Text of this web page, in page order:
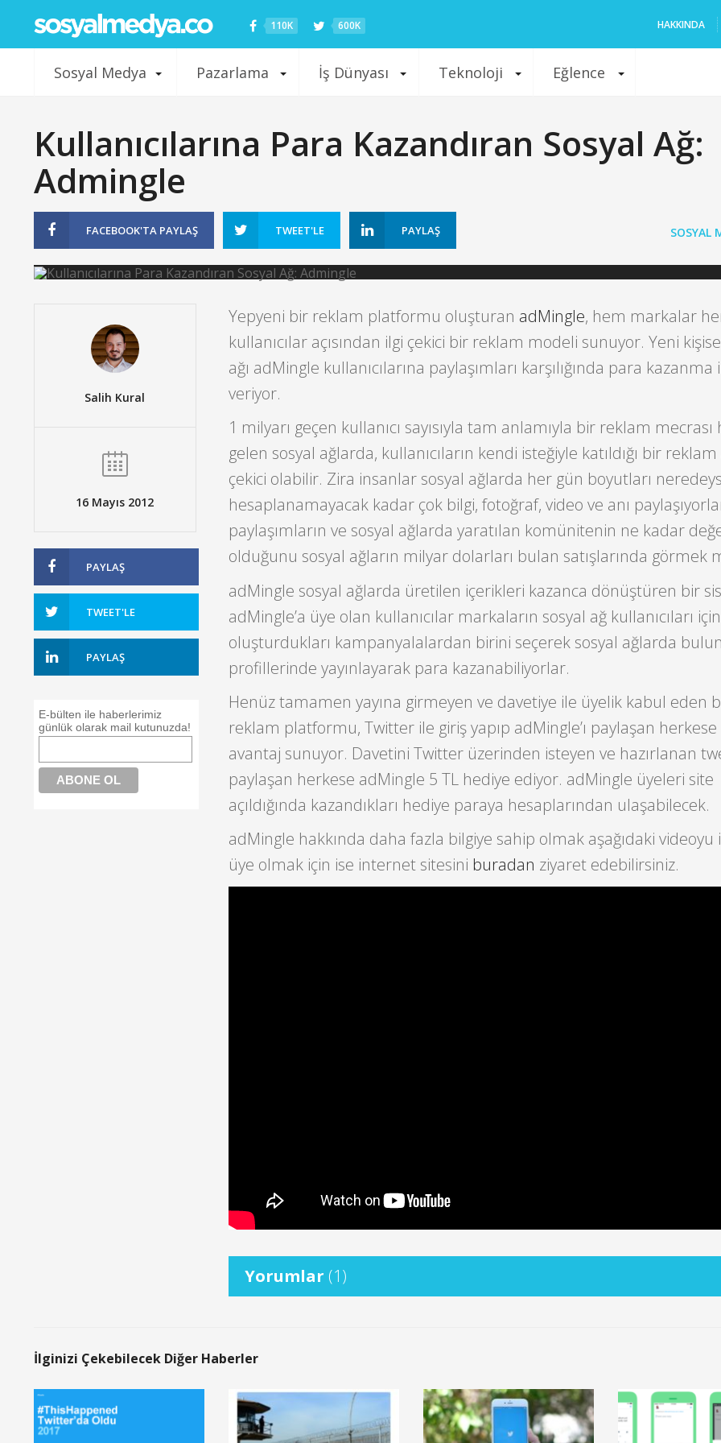
110K 600K HAKKINDA
Sosyal Medya Pazarlama İş Dünyası Teknoloji Eğlence
Kullanıcılarına Para Kazandıran Sosyal Ağ:
Admingle
FACEBOOK'TA PAYLAŞ TWEET'LE PAYLAŞ SOSYAL
Salih Kural
16 Mayıs 2012
PAYLAŞ
TWEET'LE
PAYLAŞ
E-bülten ile haberlerimiz
günlük olarak mail kutunuzda!
Yepyeni bir reklam platformu oluşturan adMingle, hem markalar
kullanıcılar açısından ilgi çekici bir reklam modeli sunuyor. Yeni
ağı adMingle kullanıcılarına paylaşımları karşılığında para kazanma
veriyor.
1 milyarı geçen kullanıcı sayısıyla tam anlamıyla bir reklam mecrası
gelen sosyal ağlarda, kullanıcıların kendi isteğiyle katıldığı bir reklam
çekici olabilir. Zira insanlar sosyal ağlarda her gün boyutları
hesaplanamayacak kadar çok bilgi, fotoğraf, video ve anı
paylaşımların ve sosyal ağlarda yaratılan komünitenin ne kadar
olduğunu sosyal ağların milyar dolarları bulan satışlarında görmek
adMingle sosyal ağlarda üretilen içerikleri kazanca dönüştüren bir
adMingle’a üye olan kullanıcılar markaların sosyal ağ kullanıcıları için
oluşturdukları kampanyalalardan birini seçerek sosyal ağlarda
profillerinde yayınlayarak para kazanabiliyorlar.
Henüz tamamen yayına girmeyen ve davetiye ile üyelik kabul eden
reklam platformu, Twitter ile giriş yapıp adMingle’ı paylaşan
avantaj sunuyor. Davetini Twitter üzerinden isteyen ve hazırlanan
paylaşan herkese adMingle 5 TL hediye ediyor. adMingle üyeleri site
açıldığında kazandıkları hediye paraya hesaplarından ulaşabilecek.
adMingle hakkında daha fazla bilgiye sahip olmak aşağıdaki videoyu
üye olmak için ise internet sitesini buradan ziyaret edebilirsiniz.
Yorumlar (1)
İlginizi Çekebilecek Diğer Haberler